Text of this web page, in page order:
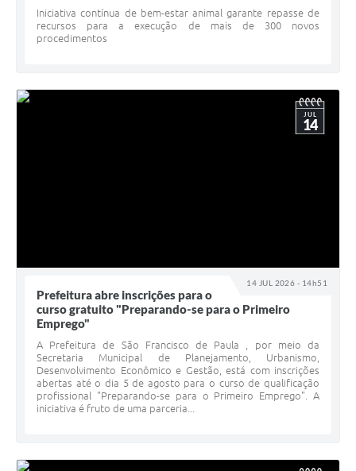
Iniciativa contínua de bem-estar animal garante repasse de
recursos para a execução de mais de 300 novos
procedimentos
14 JUL 2026 - 14h51
JUL
14
Prefeitura abre inscrições para o
curso gratuito "Preparando-se para o Primeiro
Emprego"
A Prefeitura de São Francisco de Paula , por meio da
Secretaria Municipal de Planejamento, Urbanismo,
Desenvolvimento Econômico e Gestão, está com inscrições
abertas até o dia 5 de agosto para o curso de qualificação
profissional "Preparando-se para o Primeiro Emprego". A
iniciativa é fruto de uma parceria...